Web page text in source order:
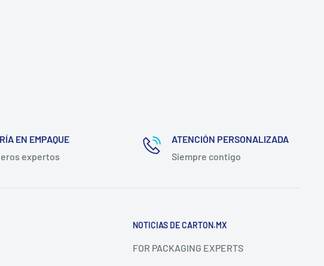
EN EMPAQUE
expertos
ATENCIÓN PERSONALIZADA
Siempre contigo
NOTICIAS DE CARTON.MX
FOR PACKAGING EXPERTS